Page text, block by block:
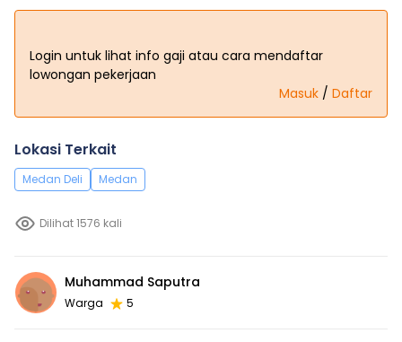
Login untuk lihat info gaji atau cara mendaftar
lowongan pekerjaan
Masuk / Daftar
Lokasi Terkait
Medan Deli Medan
Dilihat 1576 kali
Muhammad Saputra
Warga 5